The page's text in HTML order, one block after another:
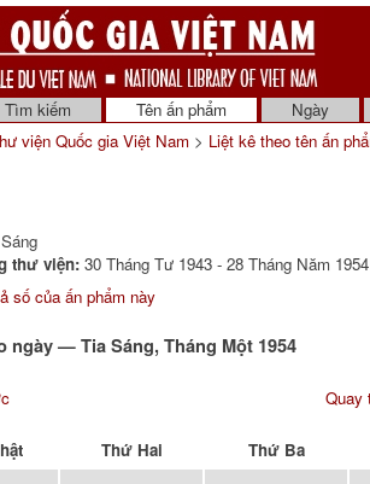
Tìm kiếm Tên ấn phẩm
Ngày
viện Quốc gia Việt Nam > Liệt kê theo tên ấn
thư viện: 30 Tháng Tư 1943 - 28 Tháng Năm
số của ấn phẩm này
ngày — Tia Sáng, Tháng Một 1954
Quay
Thứ Hai Thứ Ba